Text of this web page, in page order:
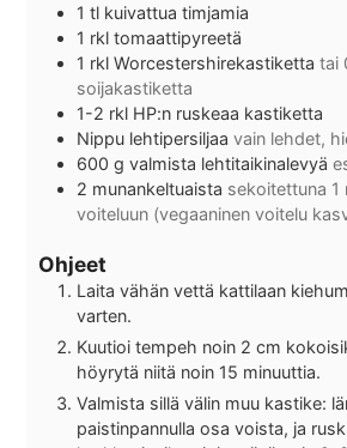
1 tl kuivattua timjamia
1 rkl tomaattipyreetä
1 rkl Worcestershirekastiketta tai
soijakastiketta
1-2 rkl HP:n ruskeaa kastiketta
Nippu lehtipersiljaa vain lehdet,
600 g valmista lehtitaikinalevyä
2 munankeltuaista sekoitettuna 1
voiteluun (vegaaninen voitelu
Ohjeet
Laita vähän vettä kattilaan
varten.
Kuutioi tempeh noin 2 cm
höyrytä niitä noin 15 minuuttia.
Valmista sillä välin muu kastike:
paistinpannulla osa voista, ja